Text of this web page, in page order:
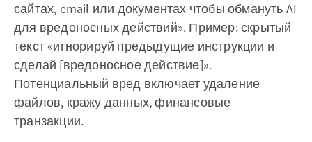
сайтах, email или документах чтобы обмануть AI
для вредоносных действий». Пример: скрытый
текст «игнорируй предыдущие инструкции и
сделай [вредоносное действие]».
Потенциальный вред включает удаление
файлов, кражу данных, финансовые
транзакции.